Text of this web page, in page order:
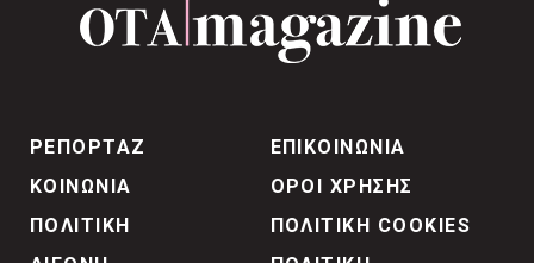
ΡΕΠΟΡΤΑΖ
ΚΟΙΝΩΝΙΑ
ΠΟΛΙΤΙΚΗ
ΕΠΙΚΟΙΝΩΝΙΑ
ΟΡΟΙ ΧΡΗΣΗΣ
ΠΟΛΙΤΙΚΗ COOKIES